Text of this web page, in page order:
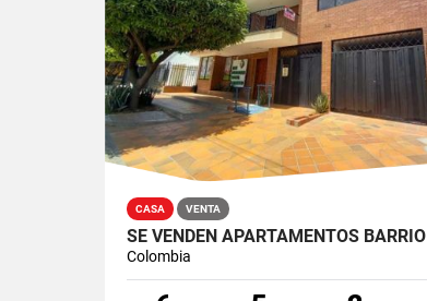
CASA VENTA
Colombia